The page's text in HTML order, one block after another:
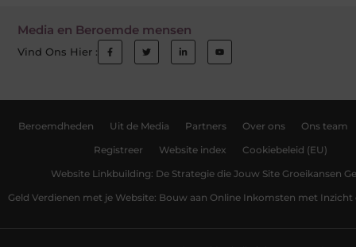
Media en Beroemde mensen
Vind Ons Hier :
Beroemdheden Uit de Media Partners Over ons Ons team
Registreer Website index Cookiebeleid (EU)
Website Linkbuilding: De Strategie die Jouw Site Groeikansen
Geld Verdienen met je Website: Bouw aan Online Inkomsten met Inzicht